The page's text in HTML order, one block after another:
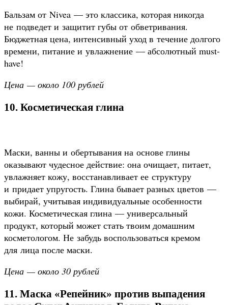
Бальзам от Nivea — это классика, которая никогда
не подведет и защитит губы от обветривания.
Бюджетная цена, интенсивный уход в течение долгого
времени, питание и увлажнение — абсолютный must-
have!
Цена — около 100 рублей
10. Косметическая глина
Маски, ванны и обертывания на основе глины
оказывают чудесное действие: она очищает, питает,
увлажняет кожу, восстанавливает ее структуру
и придает упругость. Глина бывает разных цветов —
выбирай, учитывая индивидуальные особенности
кожи. Косметическая глина — универсальный
продукт, который может стать твоим домашним
косметологом. Не забудь воспользоваться кремом
для лица после маски.
Цена — около 30 рублей
11. Маска «Репейник» против выпадения